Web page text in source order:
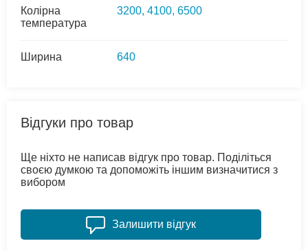
Колірна
температура
3200, 4100, 6500
Ширина 640
Відгуки про товар
Ще ніхто не написав відгук про товар. Поділіться
своєю думкою та допоможіть іншим визначитися з
вибором
Залишити відгук